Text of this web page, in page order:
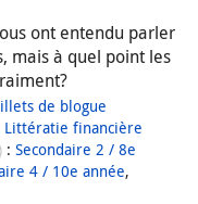
ont entendu parler
mais à quel point les
de blogue
Littératie financière
:Secondaire 2 / 8e
4 / 10e année,